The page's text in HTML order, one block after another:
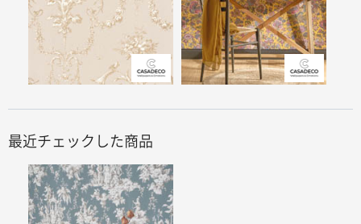
最近チェックした商品